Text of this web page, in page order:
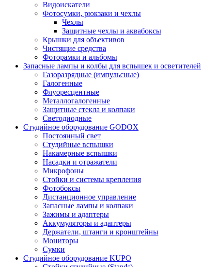
Видоискатели
Фотосумки, рюкзаки и чехлы
Чехлы
Защитные чехлы и аквабоксы
Крышки для объективов
Чистящие средства
Фоторамки и альбомы
Запасные лампы и колбы для вспышек и осветителей
Газоразрядные (импульсные)
Галогенные
Флуоресцентные
Металлогалогенные
Защитные стекла и колпаки
Светодиодные
Студийное оборудование GODOX
Постоянный свет
Студийные вспышки
Накамерные вспышки
Насадки и отражатели
Микрофоны
Стойки и системы крепления
Фотобоксы
Дистанционное управление
Запасные лампы и колпаки
Зажимы и адаптеры
Аккумуляторы и адаптеры
Держатели, штанги и кронштейны
Мониторы
Сумки
Студийное оборудование KUPO